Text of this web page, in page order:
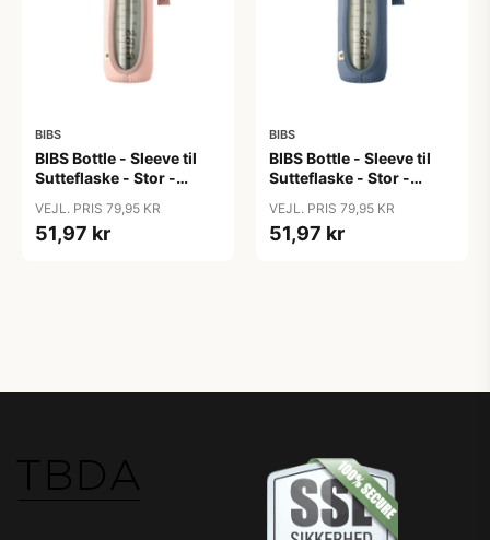
BIBS
BIBS Bottle - Sleeve til
Sutteflaske - Stor -
VEJL. PRIS 79,95 KR
51,97 kr
BIBS
BIBS Bottle - Sleeve til
Sutteflaske - Stor -
VEJL. PRIS 79,95 KR
51,97 kr